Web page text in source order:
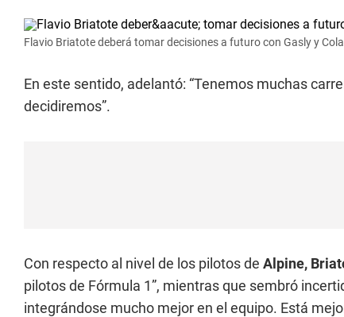
Flavio Briatote deberá tomar decisiones a futuro con Gasly y
En este sentido, adelantó: “Tenemos muchas
decidiremos”.
Con respecto al nivel de los pilotos de Alpine,
pilotos de Fórmula 1”, mientras que sembró
integrándose mucho mejor en el equipo. Está